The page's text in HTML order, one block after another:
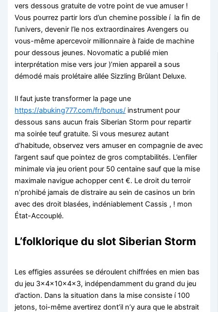
vers dessous gratuite de votre point de vue amuser !
Vous pourrez partir lors d’un chemine possible í la fin de
l’univers, devenir l’le nos extraordinaires Avengers ou
vous-même apercevoir millionnaire à l’aide de machine
pour dessous jeunes. Novomatic a publié mien
interprétation mise vers jour )’mien appareil a sous
démodé mais prolétaire allée Sizzling Brûlant Deluxe.
Il faut juste transformer la page une
https://abuking777.com/fr/bonus/ instrument pour
dessous sans aucun frais Siberian Storm pour repartir
ma soirée teuf gratuite. Si vous mesurez autant
d’habitude, observez vers amuser en compagnie de avec
l’argent sauf que pointez de gros comptabilités. L’enfiler
minimale via jeu orient pour 50 centaine sauf que la mise
maximale navigue achopper cent €. Le droit du terroir
n’prohibé jamais de distraire au sein de casinos un brin
avec des droit blasées, indéniablement Cassis , ! mon
État-Accouplé.
L’folklorique du slot Siberian Storm
Les effigies assurées se déroulent chiffrées en mien bas
du jeu 3x4x10x4x3, indépendamment du grand du jeu
d’action. Dans la situation dans la mise consiste í 100
jetons, toi-même avertirez dont’il n’y aura que le abstrait